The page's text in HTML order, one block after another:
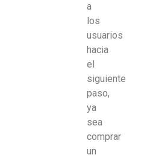
a
los
usuarios
hacia
el
siguiente
paso,
ya
sea
comprar
un